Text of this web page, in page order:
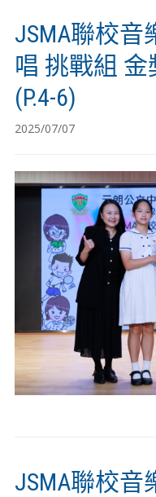
JSMA聯校音
唱 挑戰組 金
(P.4-6)
2025/07/07
JSMA聯校音